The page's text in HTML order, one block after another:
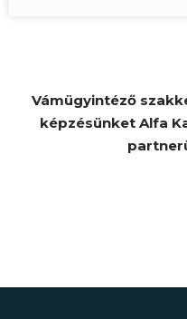
Vámügyintéző
képzésünket Alfa